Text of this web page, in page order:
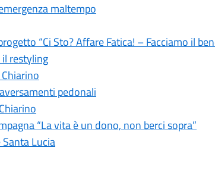
maltempo
“Ci Sto? Affare Fatica! – Facciamo il
il restyling
pedonali
“La vita è un dono, non berci sopra”
Lucia